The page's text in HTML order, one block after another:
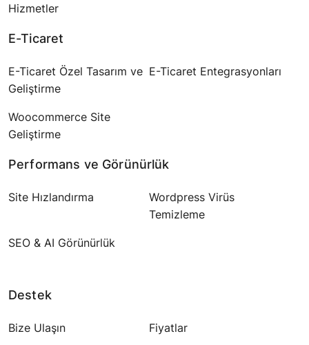
Hizmetler
E-Ticaret
E-Ticaret Özel Tasarım ve
Geliştirme
E-Ticaret Entegrasyonları
Woocommerce Site
Geliştirme
Performans ve Görünürlük
Site Hızlandırma
Wordpress Virüs
Temizleme
SEO & AI Görünürlük
Destek
Bize Ulaşın Fiyatlar